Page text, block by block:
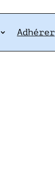
Adhérer